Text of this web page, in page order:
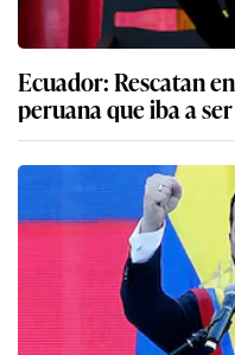
Ecuador: Rescatan
peruana que iba a